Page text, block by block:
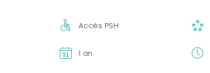
Accès PSH
1 an